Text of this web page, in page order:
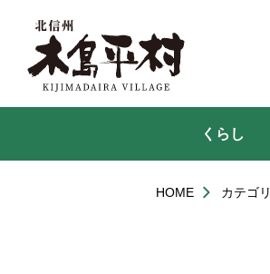
くらし
HOME カテゴリ